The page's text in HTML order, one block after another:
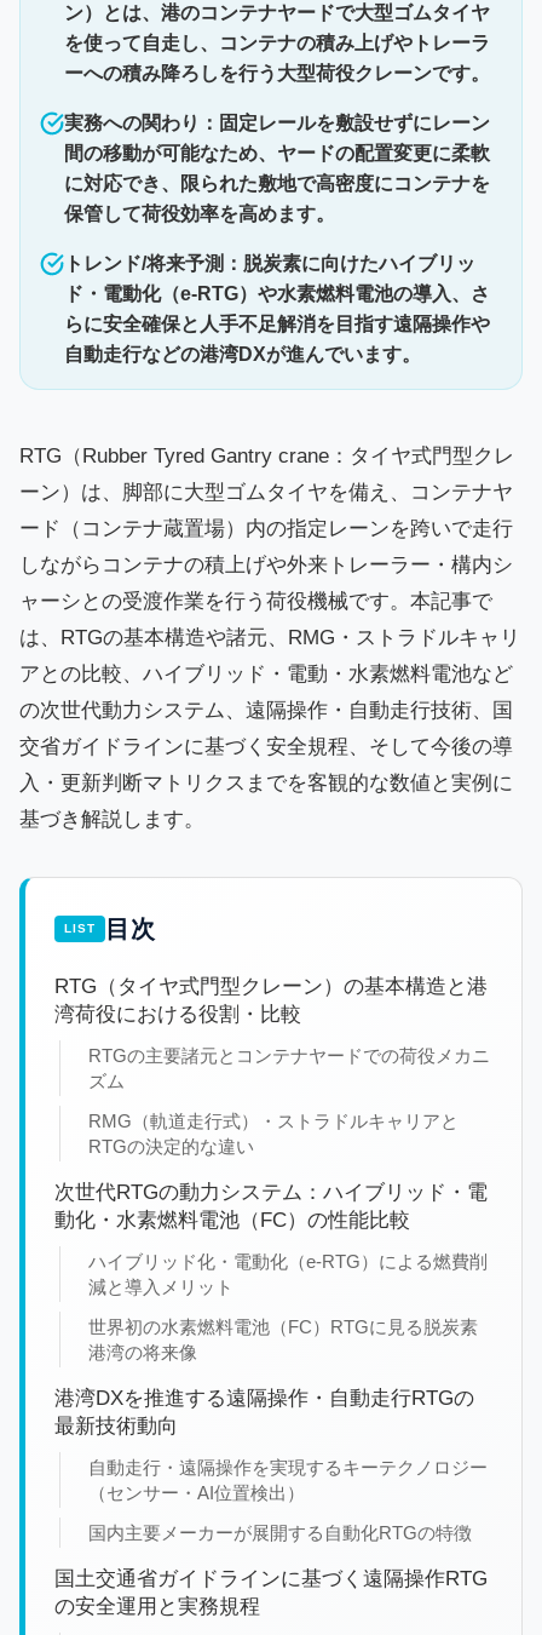
ン）とは、港のコンテナヤードで大型ゴムタイヤ
を使って自走し、コンテナの積み上げやトレーラ
ーへの積み降ろしを行う大型荷役クレーンです。
実務への関わり：固定レールを敷設せずにレーン
間の移動が可能なため、ヤードの配置変更に柔軟
に対応でき、限られた敷地で高密度にコンテナを
保管して荷役効率を高めます。
トレンド/将来予測：脱炭素に向けたハイブリッ
ド・電動化（e-RTG）や水素燃料電池の導入、さ
らに安全確保と人手不足解消を目指す遠隔操作や
自動走行などの港湾DXが進んでいます。
RTG（Rubber Tyred Gantry crane：タイヤ式門型クレ
ーン）は、脚部に大型ゴムタイヤを備え、コンテナヤ
ード（コンテナ蔵置場）内の指定レーンを跨いで走行
しながらコンテナの積上げや外来トレーラー・構内シ
ャーシとの受渡作業を行う荷役機械です。本記事で
は、RTGの基本構造や諸元、RMG・ストラドルキャリ
アとの比較、ハイブリッド・電動・水素燃料電池など
の次世代動力システム、遠隔操作・自動走行技術、国
交省ガイドラインに基づく安全規程、そして今後の導
入・更新判断マトリクスまでを客観的な数値と実例に
基づき解説します。
目次
RTG（タイヤ式門型クレーン）の基本構造と港
湾荷役における役割・比較
RTGの主要諸元とコンテナヤードでの荷役メカニ
ズム
RMG（軌道走行式）・ストラドルキャリアと
RTGの決定的な違い
次世代RTGの動力システム：ハイブリッド・電
動化・水素燃料電池（FC）の性能比較
ハイブリッド化・電動化（e-RTG）による燃費削
減と導入メリット
世界初の水素燃料電池（FC）RTGに見る脱炭素
港湾の将来像
港湾DXを推進する遠隔操作・自動走行RTGの
最新技術動向
自動走行・遠隔操作を実現するキーテクノロジー
（センサー・AI位置検出）
国内主要メーカーが展開する自動化RTGの特徴
国土交通省ガイドラインに基づく遠隔操作RTG
の安全運用と実務規程